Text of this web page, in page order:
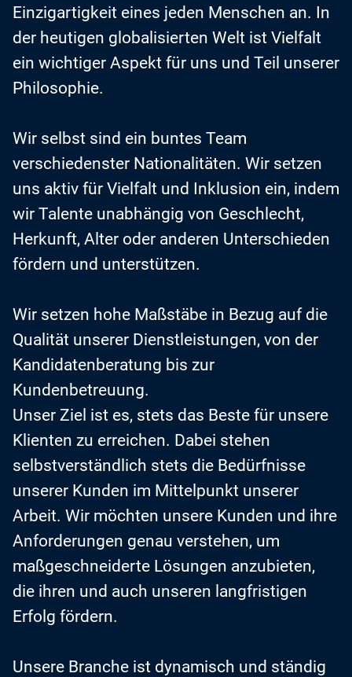
Einzigartigkeit eines jeden Menschen an. In
der heutigen globalisierten Welt ist Vielfalt
ein wichtiger Aspekt für uns und Teil unserer
Philosophie.
Wir selbst sind ein buntes Team
verschiedenster Nationalitäten. Wir setzen
uns aktiv für Vielfalt und Inklusion ein, indem
wir Talente unabhängig von Geschlecht,
Herkunft, Alter oder anderen Unterschieden
fördern und unterstützen.
Wir setzen hohe Maßstäbe in Bezug auf die
Qualität unserer Dienstleistungen, von der
Kandidatenberatung bis zur
Kundenbetreuung.
Unser Ziel ist es, stets das Beste für unsere
Klienten zu erreichen. Dabei stehen
selbstverständlich stets die Bedürfnisse
unserer Kunden im Mittelpunkt unserer
Arbeit. Wir möchten unsere Kunden und ihre
Anforderungen genau verstehen, um
maßgeschneiderte Lösungen anzubieten,
die ihren und auch unseren langfristigen
Erfolg fördern.
Unsere Branche ist dynamisch und ständig